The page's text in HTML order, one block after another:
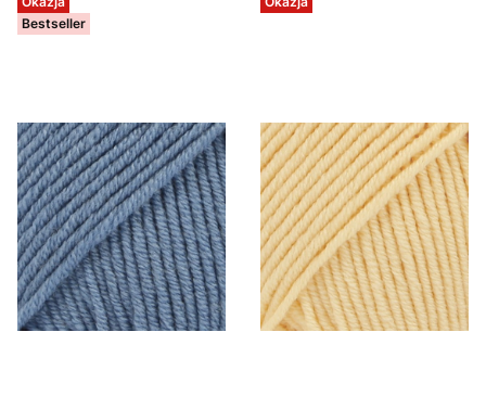
Bestseller